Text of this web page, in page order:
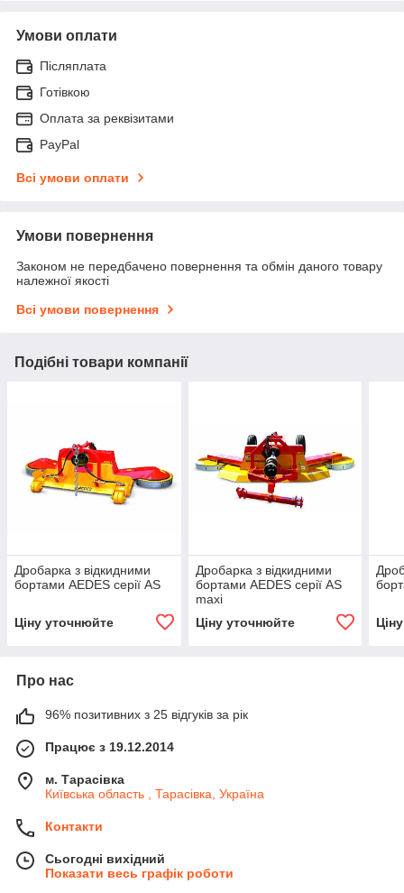
Умови оплати
Післяплата
Готівкою
Оплата за реквізитами
PayPal
Всі умови оплати
Умови повернення
Законом не передбачено повернення та обмін даного товару
належної якості
Всі умови повернення
Подібні товари компанії
Дробарка з відкидними
бортами AEDES серії AS
Ціну уточнюйте
Дробарка з відкидними
бортами AEDES серії AS
maxi
Ціну уточнюйте
Про нас
96% позитивних з 25 відгуків за рік
Працює з 19.12.2014
м. Тарасівка
Київська область , Тарасівка, Україна
Контакти
Сьогодні вихідний
Показати весь графік роботи